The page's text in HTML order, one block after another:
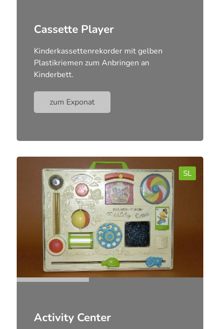
Cassette Player
Kinderkassettenrekorder mit gelben
Plastikriemen zum Anbringen an
Kinderbett.
zum Exponat
Activity Center